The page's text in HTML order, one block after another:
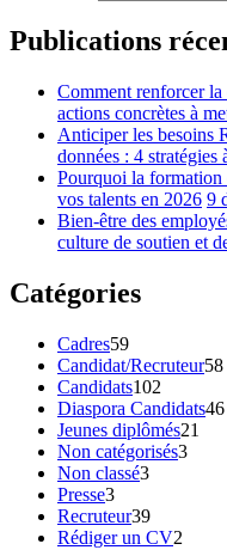
Publications
Comment renforcer
actions concrètes à
Anticiper les besoins
données : 4 stratégies
Pourquoi la formation
vos talents en 2026 9
Bien-être des
culture de soutien et
Catégories
Cadres59
Candidat/Recruteur58
Candidats102
Diaspora Candidats46
Jeunes diplômés21
Non catégorisés3
Non classé3
Presse3
Recruteur39
Rédiger un CV2